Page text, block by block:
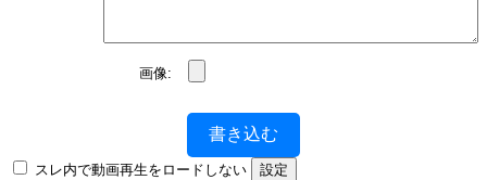
画像:
書き込む
スレ内で動画再生をロードしない